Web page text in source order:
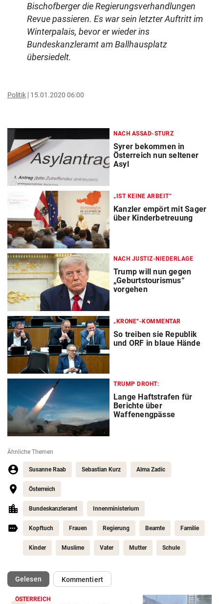
Bischofberger die Regierungsverhandlungen
Revue passieren. Es war sein letzter Auftritt im
Winterpalais, bevor er wieder ins
Bundeskanzleramt am Ballhausplatz
übersiedelt.
Politik 15.01.2020 06:00
NACH ASSAD-STURZ
Syrer bekommen in
Österreich nun seltener
Asyl
„IST KEINE ARBEIT“
Kanzler empört mit Sager
über Kinderbetreuung
NACH JUSTIZ-NIEDERLAGE
Trump will nun gegen
„Geburtstourismus“
vorgehen
„KRONE“-KOMMENTAR
So treiben sie Republik
und ORF in blaue Hände
TRUMP DROHT:
Lange Haftstrafen für
Berichte über
Waffenengpässe
Ähnliche Themen
Susanne Raab Sebastian Kurz Alma Zadic
Österreich
Bundeskanzleramt Innenministerium
Kopftuch Frauen Regierung Beamte Familie
Kinder Muslime Vater Mutter Schule
Gelesen(ausgewählt)Kommentiert
ÖSTERREICH